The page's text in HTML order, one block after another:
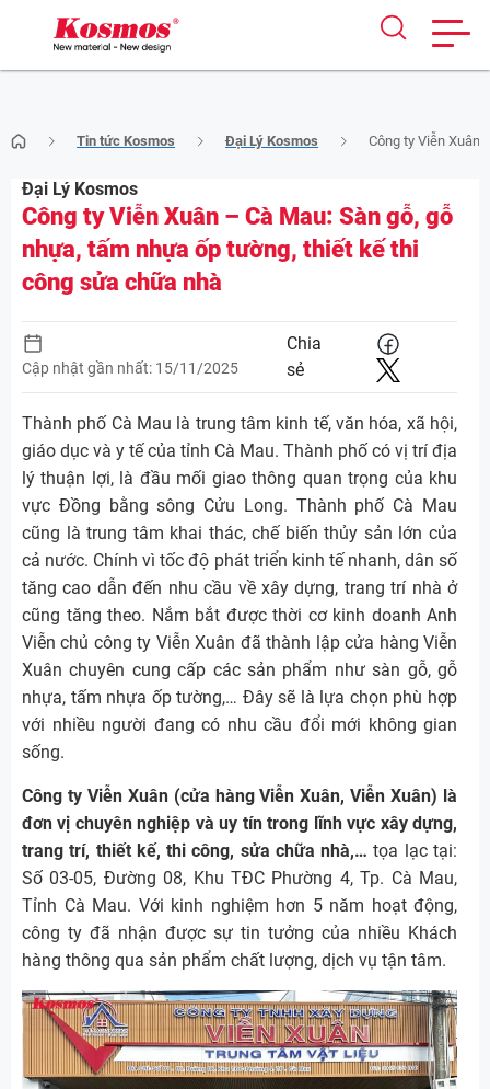
to
content
Tin tức Kosmos Đại Lý Kosmos Công ty Viễn Xuân
Đại Lý Kosmos
Công ty Viễn Xuân – Cà Mau: Sàn gỗ, gỗ
nhựa, tấm nhựa ốp tường, thiết kế thi
công sửa chữa nhà
Cập nhật gần nhất: 15/11/2025
Chia
sẻ
Thành phố Cà Mau là trung tâm kinh tế, văn hóa, xã hội,
giáo dục và y tế của tỉnh Cà Mau. Thành phố có vị trí địa
lý thuận lợi, là đầu mối giao thông quan trọng của khu
vực Đồng bằng sông Cửu Long. Thành phố Cà Mau
cũng là trung tâm khai thác, chế biến thủy sản lớn của
cả nước. Chính vì tốc độ phát triển kinh tế nhanh, dân số
tăng cao dẫn đến nhu cầu về xây dựng, trang trí nhà ở
cũng tăng theo. Nắm bắt được thời cơ kinh doanh Anh
Viễn chủ công ty Viễn Xuân đã thành lập cửa hàng Viễn
Xuân chuyên cung cấp các sản phẩm như sàn gỗ, gỗ
nhựa, tấm nhựa ốp tường,… Đây sẽ là lựa chọn phù hợp
với nhiều người đang có nhu cầu đổi mới không gian
sống.
Công ty Viễn Xuân (cửa hàng Viễn Xuân, Viễn Xuân) là
đơn vị chuyên nghiệp và uy tín trong lĩnh vực xây dựng,
trang trí, thiết kế, thi công, sửa chữa nhà,… tọa lạc tại:
Số 03-05, Đường 08, Khu TĐC Phường 4, Tp. Cà Mau,
Tỉnh Cà Mau. Với kinh nghiệm hơn 5 năm hoạt động,
công ty đã nhận được sự tin tưởng của nhiều Khách
hàng thông qua sản phẩm chất lượng, dịch vụ tận tâm.